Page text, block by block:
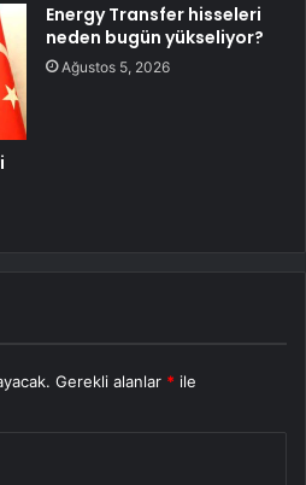
Energy Transfer hisseleri
neden bugün yükseliyor?
Ağustos 5, 2026
Gerekli alanlar * ile